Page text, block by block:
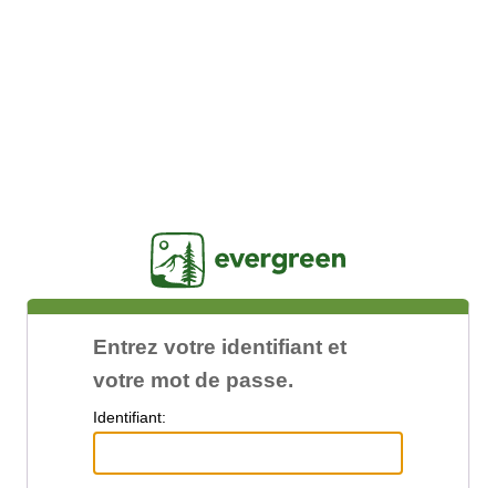
Entrez votre identifiant et
votre mot de passe.
Identifiant: